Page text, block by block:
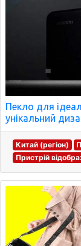
Пекло для
унікальний
Китай (регіон)
Пристрій